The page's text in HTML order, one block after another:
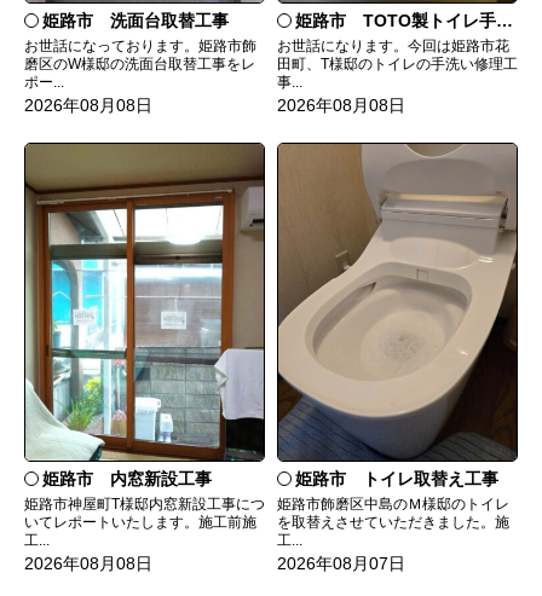
姫路市 洗面台取替工事
お世話になっております。姫路市飾
磨区のW様邸の洗面台取替工事をレ
ポー...
2026年08月08日
姫路市 TOTO製トイレ手洗いの水漏れ修理
お世話になります。今回は姫路市花
田町、T様邸のトイレの手洗い修理工
事...
2026年08月08日
姫路市 内窓新設工事
姫路市神屋町T様邸内窓新設工事につ
いてレポートいたします。施工前施
工...
2026年08月08日
姫路市 トイレ取替え工事
姫路市飾磨区中島のＭ様邸のトイレ
を取替えさせていただきました。施
工...
2026年08月07日